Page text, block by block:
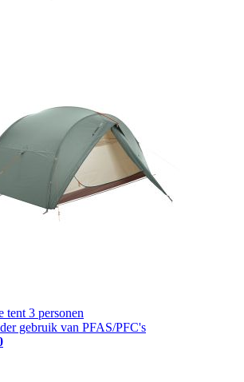
tent 3 personen
gebruik van PFAS/PFC's